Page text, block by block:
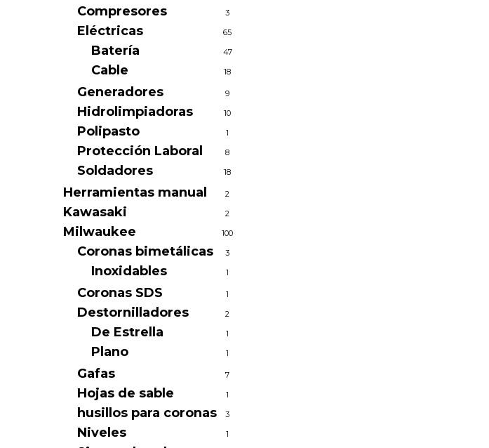
Compresores 3
Eléctricas 65
Batería 47
Cable 18
Generadores 9
Hidrolimpiadoras 10
Polipasto 1
Protección Laboral 8
Soldadores 18
Herramientas manual 2
Kawasaki 2
Milwaukee 100
Coronas bimetálicas 3
Inoxidables 1
Coronas SDS 1
Destornilladores 2
De Estrella 1
Plano 1
Gafas 7
Hojas de sable 1
husillos para coronas 3
Niveles 1